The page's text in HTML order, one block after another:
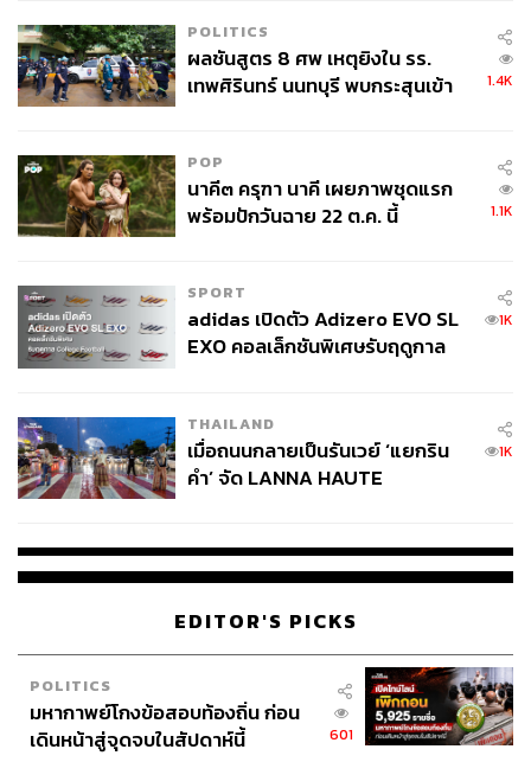
ที่เราอยู่
“สิ่งแวดล้อม สุขภาพ และคุณภาพชีวิต ทุกสิ่งล้วนเชื่อมโยง
เมื่อพูดถึงคุณภาพชีวิต หลายคนอาจนึกถึงอาหารที่ดี การ
ออกกำลังกาย หรือการพักผ่อน แต่สำหรับมารีญา ‘พลังงาน’
หลังจากทำงานด้านสิ่งแวดล้อมมาหลายปี เธอพบว่าหลาย
มลพิษ หรือความมั่นคงทางเศรษฐกิจ ล้วนเกี่ยวข้องกับ
พลังงานแทบทั้งสิ้น นี่จึงเป็นเหตุผลที่เธอก่อตั้ง Siam Solar
ธุรกิจพลังงานสะอาดที่ต้องการช่วยให้ภาคธุรกิจไทย โดย
เฉพาะ SME เข้าถึง Solar Cell ได้ง่ายขึ้น
POLITICS
ผลชันสูตร 8 ศพ เหตุยิงใน รร.
เทพศิรินทร์ นนทบุรี พบกระสุนเข้า
1.4K
POP
นาคี๓ ครุฑา นาคี เผยภาพชุดแรก
พร้อมปักวันฉาย 22 ต.ค. นี้
1.1K
SPORT
adidas เปิดตัว Adizero EVO SL
EXO คอลเล็กชันพิเศษรับฤดูกาล
1K
THAILAND
เมื่อถนนกลายเป็นรันเวย์ ‘แยกริน
คำ’ จัด LANNA HAUTE
1K
EDITOR'S PICKS
POLITICS
มหากาพย์โกงข้อสอบท้องถิ่น ก่อน
เดินหน้าสู่จุดจบในสัปดาห์นี้
601